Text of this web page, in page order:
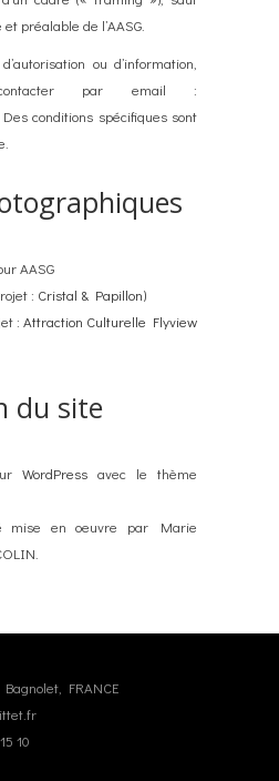
préalable de l’AASG.
ou d’information,
par email :
conditions spécifiques sont
AASG
: Cristal & Papillon)
: Attraction Culturelle Flyview
du site
WordPress avec le thème
mise en oeuvre par Marie
FRANCE
10